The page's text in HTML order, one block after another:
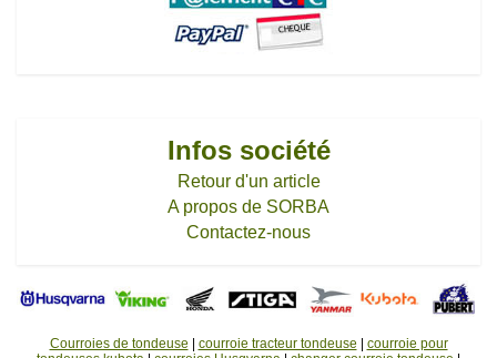
Infos société
Retour d'un article
A propos de SORBA
Contactez-nous
Courroies de tondeuse | courroie tracteur tondeuse | courroie pour